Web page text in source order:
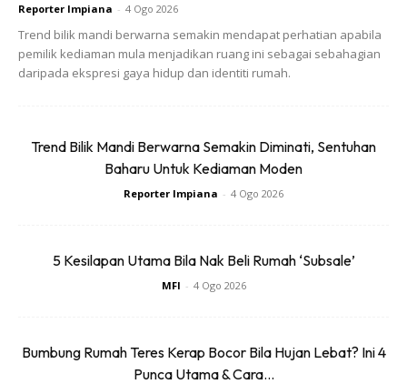
Reporter Impiana - 4 Ogo 2026
Trend bilik mandi berwarna semakin mendapat perhatian apabila
pemilik kediaman mula menjadikan ruang ini sebagai sebahagian
daripada ekspresi gaya hidup dan identiti rumah.
Trend Bilik Mandi Berwarna Semakin Diminati, Sentuhan
Baharu Untuk Kediaman Moden
Reporter Impiana - 4 Ogo 2026
5 Kesilapan Utama Bila Nak Beli Rumah ‘Subsale’
MFI - 4 Ogo 2026
Bumbung Rumah Teres Kerap Bocor Bila Hujan Lebat? Ini 4
Punca Utama & Cara...